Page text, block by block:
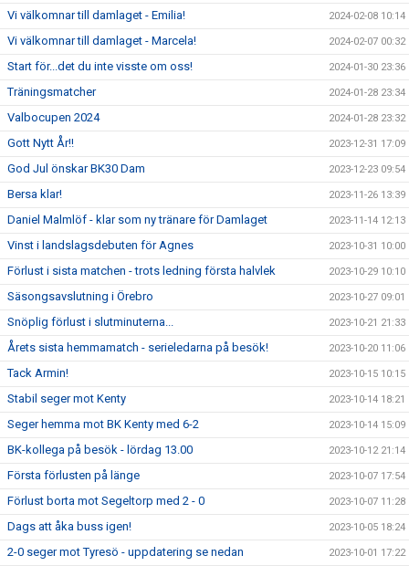
Vi välkomnar till damlaget - Emilia! 2024-02-08 10:14
Vi välkomnar till damlaget - Marcela! 2024-02-07 00:32
Start för...det du inte visste om oss! 2024-01-30 23:36
Träningsmatcher 2024-01-28 23:34
Valbocupen 2024 2024-01-28 23:32
Gott Nytt År!! 2023-12-31 17:09
God Jul önskar BK30 Dam 2023-12-23 09:54
Bersa klar! 2023-11-26 13:39
Daniel Malmlöf - klar som ny tränare för Damlaget 2023-11-14 12:13
Vinst i landslagsdebuten för Agnes 2023-10-31 10:00
Förlust i sista matchen - trots ledning första halvlek 2023-10-29 10:10
Säsongsavslutning i Örebro 2023-10-27 09:01
Snöplig förlust i slutminuterna... 2023-10-21 21:33
Årets sista hemmamatch - serieledarna på besök! 2023-10-20 11:06
Tack Armin! 2023-10-15 10:15
Stabil seger mot Kenty 2023-10-14 18:21
Seger hemma mot BK Kenty med 6-2 2023-10-14 15:09
BK-kollega på besök - lördag 13.00 2023-10-12 21:14
Första förlusten på länge 2023-10-07 17:54
Förlust borta mot Segeltorp med 2 - 0 2023-10-07 11:28
Dags att åka buss igen! 2023-10-05 18:24
2-0 seger mot Tyresö - uppdatering se nedan 2023-10-01 17:22